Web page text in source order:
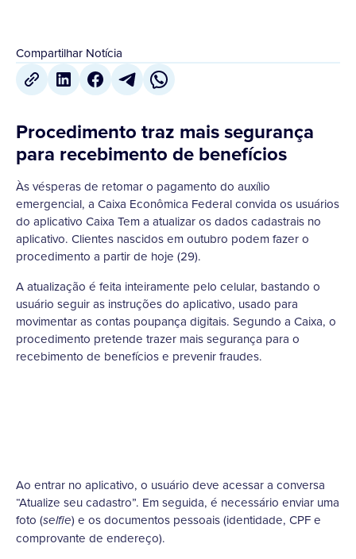
Compartilhar Notícia
Procedimento traz mais segurança
para recebimento de benefícios
Às vésperas de retomar o pagamento do auxílio
emergencial, a Caixa Econômica Federal convida os usuários
do aplicativo Caixa Tem a atualizar os dados cadastrais no
aplicativo. Clientes nascidos em outubro podem fazer o
procedimento a partir de hoje (29).
A atualização é feita inteiramente pelo celular, bastando o
usuário seguir as instruções do aplicativo, usado para
movimentar as contas poupança digitais. Segundo a Caixa, o
procedimento pretende trazer mais segurança para o
recebimento de benefícios e prevenir fraudes.
Ao entrar no aplicativo, o usuário deve acessar a conversa
“Atualize seu cadastro”. Em seguida, é necessário enviar uma
foto (selfie) e os documentos pessoais (identidade, CPF e
comprovante de endereço).